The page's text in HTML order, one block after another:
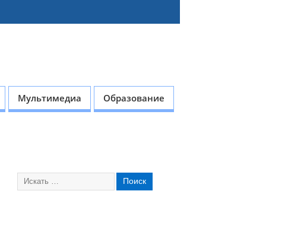
Мультимедиа Образование